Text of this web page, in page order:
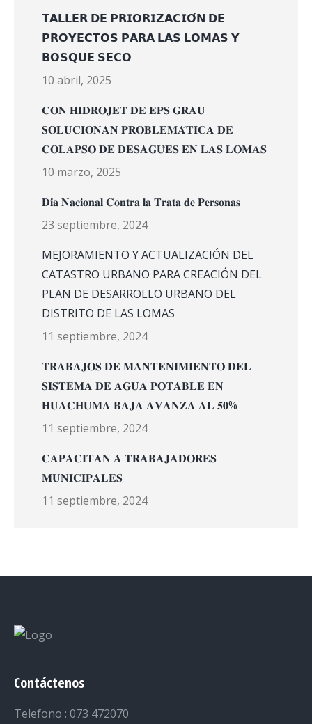
𝗧𝗔𝗟𝗟𝗘𝗥 𝗗𝗘 𝗣𝗥𝗜𝗢𝗥𝗜𝗭𝗔𝗖𝗜𝗢́𝗡 𝗗𝗘
𝗣𝗥𝗢𝗬𝗘𝗖𝗧𝗢𝗦 𝗣𝗔𝗥𝗔 𝗟𝗔𝗦 𝗟𝗢𝗠𝗔𝗦 𝗬
𝗕𝗢𝗦𝗤𝗨𝗘 𝗦𝗘𝗖𝗢
10 abril, 2025
𝐂𝐎𝐍 𝐇𝐈𝐃𝐑𝐎𝐉𝐄𝐓 𝐃𝐄 𝐄𝐏𝐒 𝐆𝐑𝐀𝐔
𝐒𝐎𝐋𝐔𝐂𝐈𝐎𝐍𝐀𝐍 𝐏𝐑𝐎𝐁𝐋𝐄𝐌𝐀́𝐓𝐈𝐂𝐀 𝐃𝐄
𝐂𝐎𝐋𝐀𝐏𝐒𝐎 𝐃𝐄 𝐃𝐄𝐒𝐀𝐆𝐔̈𝐄𝐒 𝐄𝐍 𝐋𝐀𝐒 𝐋𝐎𝐌𝐀𝐒
10 marzo, 2025
𝐃𝐢́𝐚 𝐍𝐚𝐜𝐢𝐨𝐧𝐚𝐥 𝐂𝐨𝐧𝐭𝐫𝐚 𝐥𝐚 𝐓𝐫𝐚𝐭𝐚 𝐝𝐞 𝐏𝐞𝐫𝐬𝐨𝐧𝐚𝐬
23 septiembre, 2024
MEJORAMIENTO Y ACTUALIZACIÓN DEL
CATASTRO URBANO PARA CREACIÓN DEL
PLAN DE DESARROLLO URBANO DEL
DISTRITO DE LAS LOMAS
11 septiembre, 2024
𝐓𝐑𝐀𝐁𝐀𝐉𝐎𝐒 𝐃𝐄 𝐌𝐀𝐍𝐓𝐄𝐍𝐈𝐌𝐈𝐄𝐍𝐓𝐎 𝐃𝐄𝐋
𝐒𝐈𝐒𝐓𝐄𝐌𝐀 𝐃𝐄 𝐀𝐆𝐔𝐀 𝐏𝐎𝐓𝐀𝐁𝐋𝐄 𝐄𝐍
𝐇𝐔𝐀𝐂𝐇𝐔𝐌𝐀 𝐁𝐀𝐉𝐀 𝐀𝐕𝐀𝐍𝐙𝐀 𝐀𝐋 𝟓𝟎%
11 septiembre, 2024
𝐂𝐀𝐏𝐀𝐂𝐈𝐓𝐀𝐍 𝐀 𝐓𝐑𝐀𝐁𝐀𝐉𝐀𝐃𝐎𝐑𝐄𝐒
𝐌𝐔𝐍𝐈𝐂𝐈𝐏𝐀𝐋𝐄𝐒
11 septiembre, 2024
Contáctenos
Telefono : 073 472070